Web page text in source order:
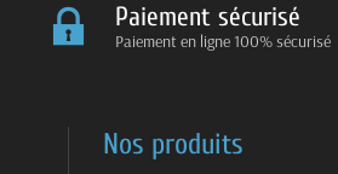
Paiement sécurisé
Paiement en ligne 100% sécurisé
Nos produits